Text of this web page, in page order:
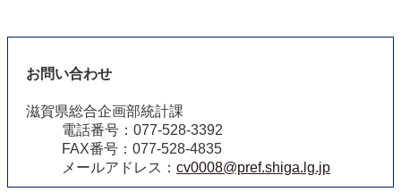
お問い合わせ
滋賀県総合企画部統計課
電話番号：077-528-3392
FAX番号：077-528-4835
メールアドレス： cv0008@pref.shiga.lg.jp